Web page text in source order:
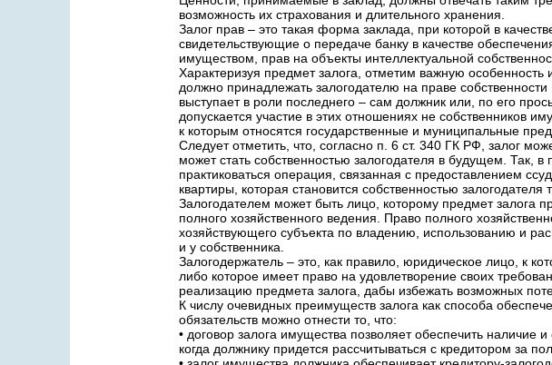
возможность их страхования и длительного хранения.
Залог прав – это такая форма заклада, при которой в
свидетельствующие о передаче банку в качестве
имуществом, прав на объекты интеллектуальной
Характеризуя предмет залога, отметим важную
должно принадлежать залогодателю на праве собственности
выступает в роли последнего – сам должник или, по его
допускается участие в этих отношениях не собственников
к которым относятся государственные и муниципальные
Следует отметить, что, согласно п. 6 ст. 340 ГК РФ, залог
может стать собственностью залогодателя в будущем. Так,
практиковаться операция, связанная с предоставлением
квартиры, которая становится собственностью залогодателя
Залогодателем может быть лицо, которому предмет залога
полного хозяйственного ведения. Право полного
хозяйствующего субъекта по владению, использованию и
и у собственника.
Залогодержатель – это, как правило, юридическое лицо, к
либо которое имеет право на удовлетворение своих
реализацию предмета залога, дабы избежать возможных
К числу очевидных преимуществ залога как способа
обязательств можно отнести то, что:
• договор залога имущества позволяет обеспечить наличие
когда должнику придется рассчитываться с кредитором за